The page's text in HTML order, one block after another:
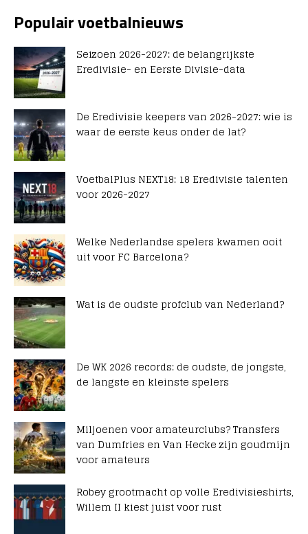
Populair voetbalnieuws
Seizoen 2026-2027: de belangrijkste
Eredivisie- en Eerste Divisie-data
De Eredivisie keepers van 2026-2027: wie is
waar de eerste keus onder de lat?
VoetbalPlus NEXT18: 18 Eredivisie talenten
voor 2026-2027
Welke Nederlandse spelers kwamen ooit
uit voor FC Barcelona?
Wat is de oudste profclub van Nederland?
De WK 2026 records: de oudste, de jongste,
de langste en kleinste spelers
Miljoenen voor amateurclubs? Transfers
van Dumfries en Van Hecke zijn goudmijn
voor amateurs
Robey grootmacht op volle Eredivisieshirts,
Willem II kiest juist voor rust